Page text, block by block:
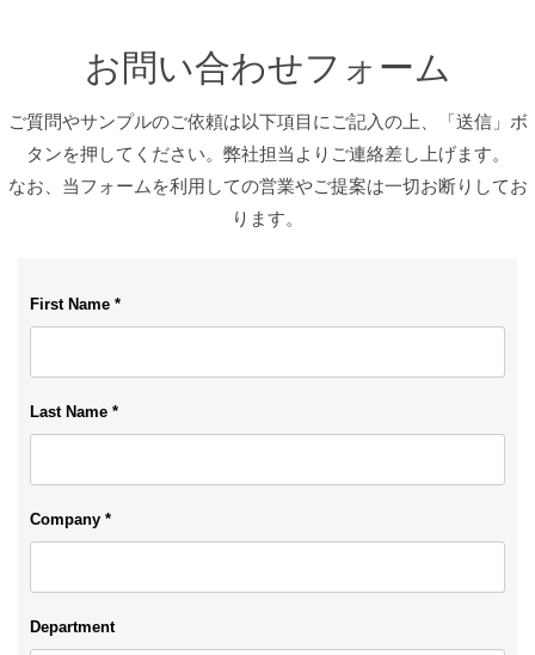
お問い合わせフォーム
ご質問やサンプルのご依頼は以下項目にご記入の上、「送信」ボ
タンを押してください。弊社担当よりご連絡差し上げます。
なお、当フォームを利用しての営業やご提案は一切お断りしてお
ります。
First Name *
Last Name *
Company *
Department